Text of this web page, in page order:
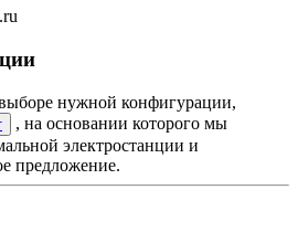
нужной конфигурации,
, на основании которого мы
электростанции и
предложение.